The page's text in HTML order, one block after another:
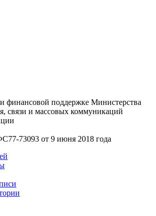
финансовой поддержке Министерства
связи и массовых коммуникаций
73093 от 9 июня 2018 года